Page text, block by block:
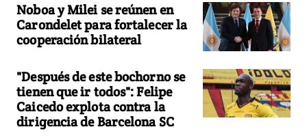
Noboa y Milei se reúnen en
Carondelet para fortalecer la
cooperación bilateral
"Después de este bochorno se
tienen que ir todos": Felipe
Caicedo explota contra la
dirigencia de Barcelona SC